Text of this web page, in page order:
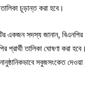
চূড়ান্ত করা হবে।
একজন সদস্য জানান, বিএনপির
প্রার্থী তালিকা ঘোষণা করা হবে।
সবুজসংকেত দেওয়া